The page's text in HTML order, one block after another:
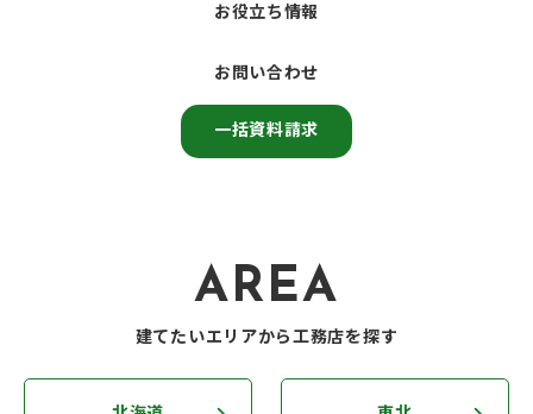
お役立ち情報
お問い合わせ
一括資料請求
AREA
建てたいエリアから工務店を探す